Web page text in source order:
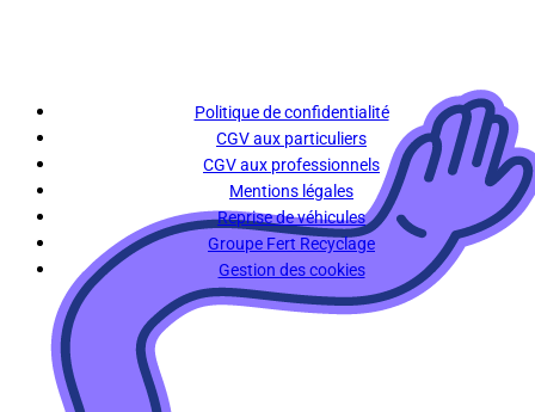
Politique de confidentialité
CGV aux particuliers
CGV aux professionnels
Mentions légales
Reprise de véhicules
Groupe Fert Recyclage
Gestion des cookies